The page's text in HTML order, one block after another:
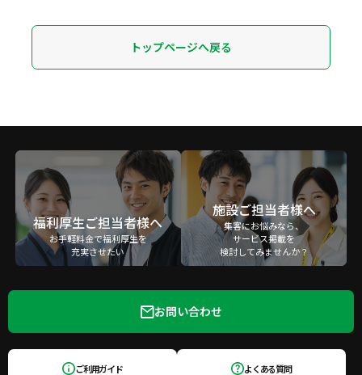
トップページへ戻る
福利厚生ご担当者様へ
お手軽料金で福利厚生を
充実させたい
施設ご担当者様へ
集客にお悩みなら、
サービス掲載を
検討してみませんか？
お問い合わせ
ご利用ガイド よくある質問